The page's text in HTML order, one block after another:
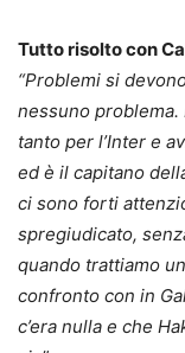
Tutto risolto con
“Problemi si
nessuno
tanto per l’Inter e
ed è il capitano
ci sono forti
spregiudicato,
quando trattiamo
confronto con in
c’era nulla e che